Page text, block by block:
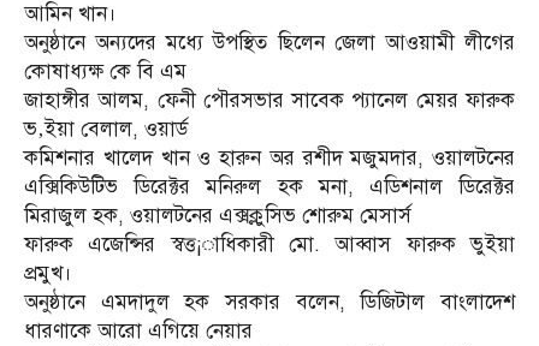
আমিন খান।
অনুষ্ঠানে অন্যদের মধ্যে উপস্থিত ছিলেন জেলা আওয়ামী লীগের
কোষাধ্যক্ষ কে বি এম
জাহাঙ্গীর আলম, ফেনী পৌরসভার সাবেক প্যানেল মেয়র ফারুক
ভ‚ইয়া বেলাল, ওয়ার্ড
কমিশনার খালেদ খান ও হারুন অর রশীদ মজুমদার, ওয়ালটনের
এক্সিকিউটিভ ডিরেক্টর মনিরুল হক মনা, এডিশনাল ডিরেক্টর
মিরাজুল হক, ওয়ালটনের এক্সক্লুসিভ শোরুম মেসার্স
ফারুক এজেন্সির স্বত্ত¡াধিকারী মো. আব্বাস ফারুক ভুইয়া
প্রমুখ।
অনুষ্ঠানে এমদাদুল হক সরকার বলেন, ডিজিটাল বাংলাদেশ
ধারণাকে আরো এগিয়ে নেয়ার